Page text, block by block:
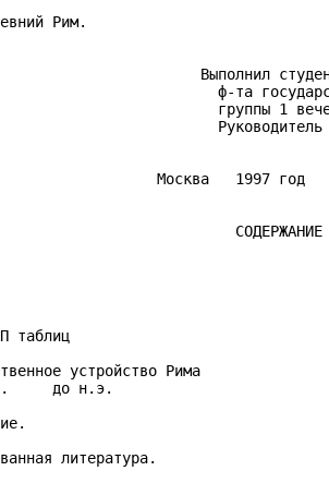
Рим.
Выполнил
ф-та
группы 1
Руководитель
Москва   1997 год
СОДЕРЖАНИЕ
таблиц
устройство Рима
до н.э.
литература.